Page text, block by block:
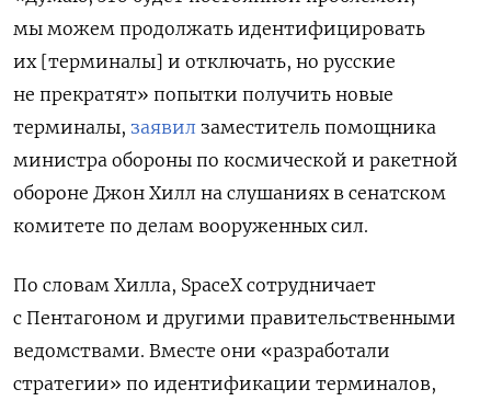
мы можем продолжать идентифицировать
их [терминалы] и отключать, но русские
не прекратят» попытки получить новые
терминалы, заявил заместитель помощника
министра обороны по космической и ракетной
обороне Джон Хилл на слушаниях в сенатском
комитете по делам вооруженных сил.
По словам Хилла, SpaceX сотрудничает
с Пентагоном и другими правительственными
ведомствами. Вместе они «разработали
стратегии» по идентификации терминалов,